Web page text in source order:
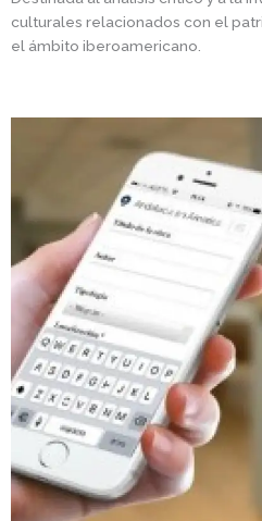
culturales relacionados con el
el ámbito iberoamericano.